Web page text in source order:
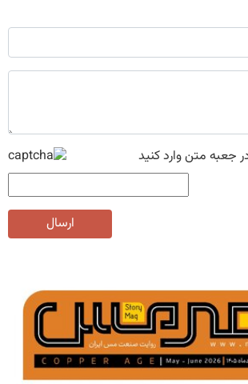
جعبه متن وارد کنید
ارسال